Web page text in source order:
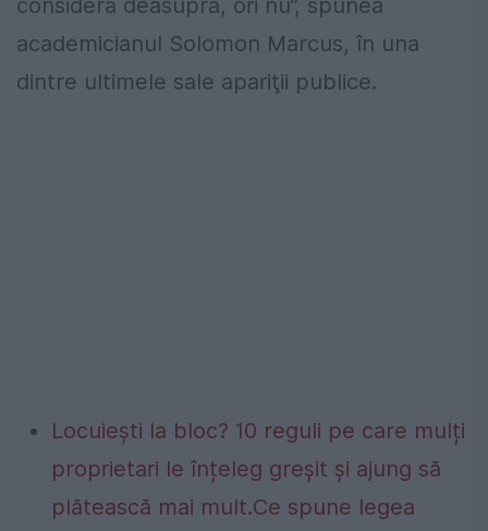
consideră deasupra, ori nu”, spunea
academicianul Solomon Marcus, în una
dintre ultimele sale apariţii publice.
Locuiești la bloc? 10 reguli pe care mulți
proprietari le înțeleg greșit și ajung să
plătească mai mult.Ce spune legea